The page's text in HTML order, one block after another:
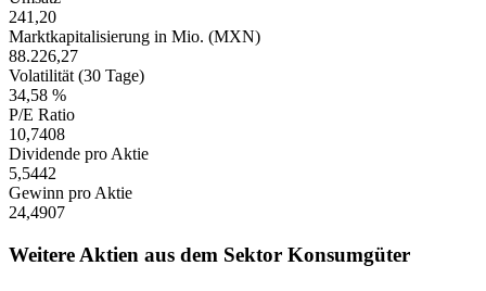
241,20
Marktkapitalisierung in Mio. (MXN)
88.226,27
Volatilität (30 Tage)
34,58 %
P/E Ratio
10,7408
Dividende pro Aktie
5,5442
Gewinn pro Aktie
24,4907
Weitere Aktien aus dem Sektor Konsumgüter